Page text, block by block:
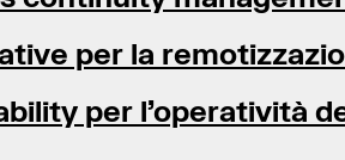
per la
per l’operatività